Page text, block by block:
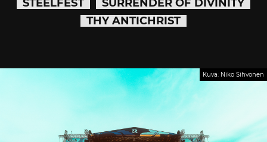
STEELFEST
SURRENDER OF DIVINITY
THY ANTICHRIST
Kuva: Niko Sihvonen